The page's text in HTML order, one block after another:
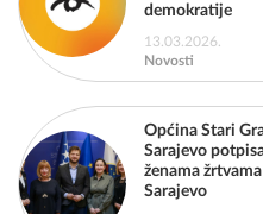
13.03.2026.
Novosti
demokratije
Općina Stari
Sarajevo
ženama
Sarajevo